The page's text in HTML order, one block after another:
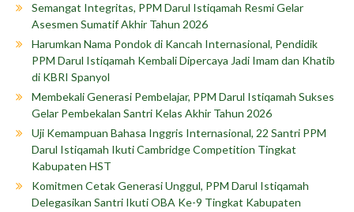
Semangat Integritas, PPM Darul Istiqamah Resmi Gelar
Asesmen Sumatif Akhir Tahun 2026
Harumkan Nama Pondok di Kancah Internasional, Pendidik
PPM Darul Istiqamah Kembali Dipercaya Jadi Imam dan Khatib
di KBRI Spanyol
Membekali Generasi Pembelajar, PPM Darul Istiqamah Sukses
Gelar Pembekalan Santri Kelas Akhir Tahun 2026
Uji Kemampuan Bahasa Inggris Internasional, 22 Santri PPM
Darul Istiqamah Ikuti Cambridge Competition Tingkat
Kabupaten HST
Komitmen Cetak Generasi Unggul, PPM Darul Istiqamah
Delegasikan Santri Ikuti OBA Ke-9 Tingkat Kabupaten